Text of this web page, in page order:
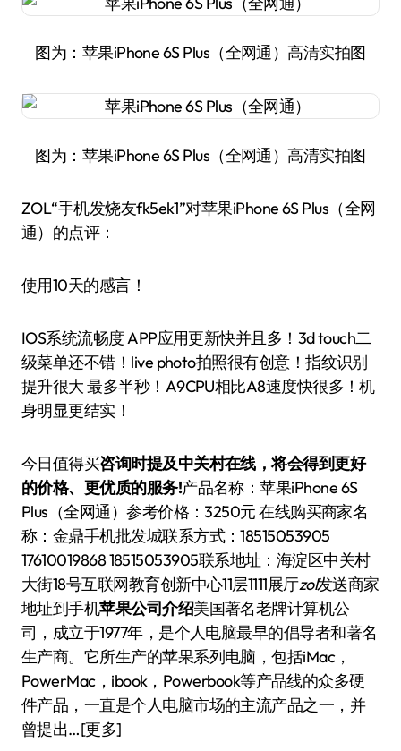
图为：苹果iPhone 6S Plus（全网通）高清实拍图
图为：苹果iPhone 6S Plus（全网通）高清实拍图
ZOL“手机发烧友fk5ek1”对苹果iPhone 6S Plus（全网
通）的点评：
使用10天的感言！
IOS系统流畅度 APP应用更新快并且多！3d touch二
级菜单还不错！live photo拍照很有创意！指纹识别
提升很大 最多半秒！A9CPU相比A8速度快很多！机
身明显更结实！
今日值得买咨询时提及中关村在线，将会得到更好
的价格、更优质的服务!产品名称：苹果iPhone 6S
Plus（全网通）参考价格：3250元 在线购买商家名
称：金鼎手机批发城联系方式：18515053905
17610019868 18515053905联系地址：海淀区中关村
大街18号互联网教育创新中心11层1111展厅zol发送商家
地址到手机苹果公司介绍美国著名老牌计算机公
司，成立于1977年，是个人电脑最早的倡导者和著名
生产商。它所生产的苹果系列电脑，包括iMac，
PowerMac，ibook，Powerbook等产品线的众多硬
件产品，一直是个人电脑市场的主流产品之一，并
曾提出…[更多]